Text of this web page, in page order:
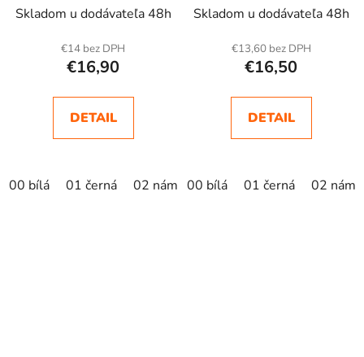
Skladom u dodávateľa 48h
€14 bez DPH
€16,90
DETAIL
00 bílá 01 černá 02 námořní modrá 04 žlutá 05
Skladom u dodávateľa 48h
€13,60 bez DPH
€16,50
DETAIL
00 bílá 01 černá 02